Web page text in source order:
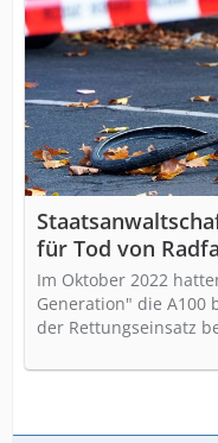
für Tod von
Im Oktober 2022
Generation" die A100
der Rettungseinsatz